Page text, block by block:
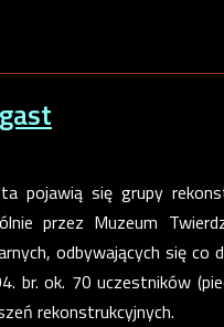
pojawią się grupy
przez Muzeum
odbywających się co
br. ok. 70 uczestników
rekonstrukcyjnych.